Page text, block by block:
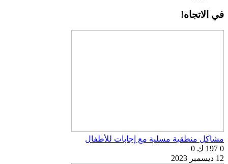
في الاتجاه!
مشاكل منطقية مسلية مع إجابات للأطفال
0 197 ك
0
12 ديسمبر 2023